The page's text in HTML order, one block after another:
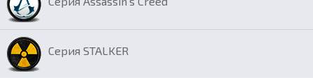
Серия STALKER